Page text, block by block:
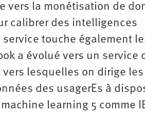
vers la monétisation de
calibrer des intelligences
touche également
a évolué vers un service
lesquelles on dirige les
des usagerEs à
learning 5 comme